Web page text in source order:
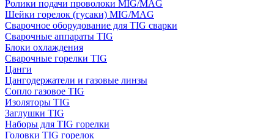
Ролики подачи проволоки MIG/MAG
Шейки горелок (гусаки) MIG/MAG
Сварочное оборудование для TIG сварки
Сварочные аппараты TIG
Блоки охлаждения
Сварочные горелки TIG
Цанги
Цангодержатели и газовые линзы
Сопло газовое TIG
Изоляторы TIG
Заглушки TIG
Наборы для TIG горелки
Головки TIG горелок